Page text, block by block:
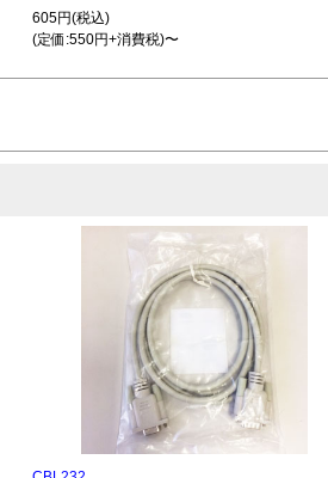
605円(税込)
(定価:550円+消費税)〜